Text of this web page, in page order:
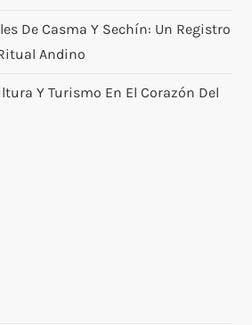
De Casma Y Sechín: Un Registro
Andino
Y Turismo En El Corazón Del